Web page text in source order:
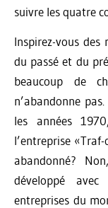
suivre les quatre
Inspirez-vous des
du passé et du
beaucoup de
n’abandonne
les années
l’entreprise
abandonné?
développé
entreprises du